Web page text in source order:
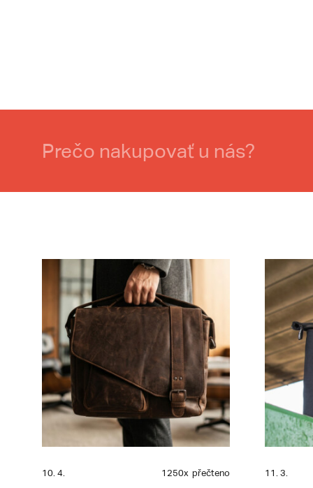
Prečo nakupovať u nás?
10. 4. 1250x přečteno 11. 3.